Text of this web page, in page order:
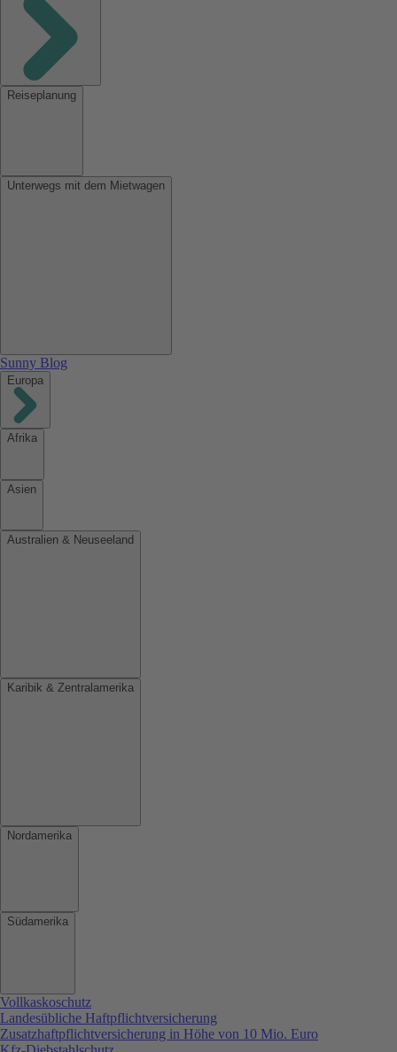
Reiseplanung
Unterwegs mit dem Mietwagen
Sunny Blog
Europa
Afrika
Asien
Australien & Neuseeland
Karibik & Zentralamerika
Nordamerika
Südamerika
Vollkaskoschutz
Landesübliche Haftpflichtversicherung
Zusatzhaftpflichtversicherung in Höhe von 10 Mio. Euro